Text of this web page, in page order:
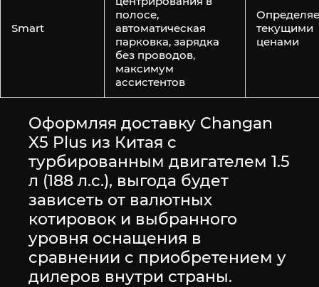
Smart
полосе,
автоматическая
парковка, зарядка
без проводов,
максимум
ассистентов
текущими
ценами
Оформляя доставку Changan
X5 Plus из Китая с
турбированным двигателем 1.5
л (188 л.с.), выгода будет
зависеть от валютных
котировок и выбранного
уровня оснащения в
сравнении с приобретением у
дилеров внутри страны.